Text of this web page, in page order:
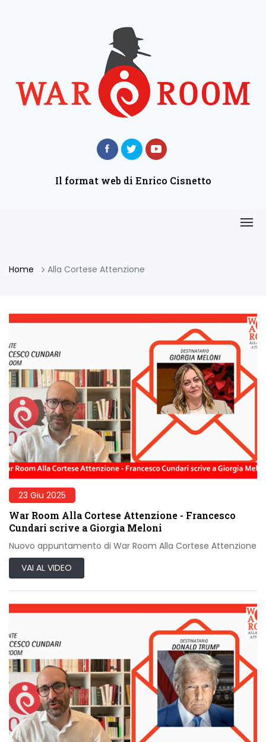
Il format web di Enrico Cisnetto
Home Alla Cortese Attenzione
23 Giu 2025
War Room Alla Cortese Attenzione - Francesco
Cundari scrive a Giorgia Meloni
Nuovo appuntamento di War Room Alla Cortese Attenzione
VAI AL VIDEO